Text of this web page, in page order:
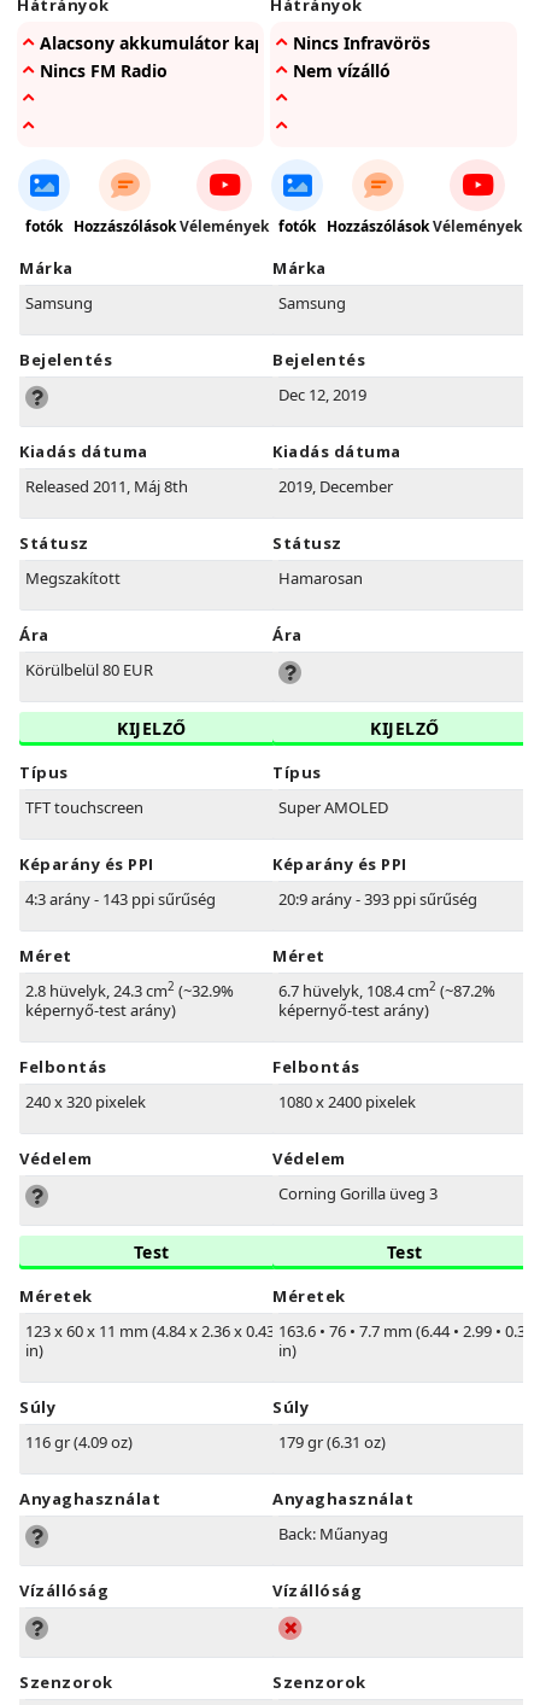
Hátrányok
Alacsony akkumulátor kapacítás
Nincs FM Radio
fotók HozzászólásokVélemények
Márka
Samsung
Bejelentés
Kiadás dátuma
Released 2011, Máj 8th
Státusz
Megszakított
Ára
Körülbelül 80 EUR
KIJELZŐ
Típus
TFT touchscreen
Képarány és PPI
4:3 arány - 143 ppi sűrűség
Méret
2.8 hüvelyk, 24.3 cm2 (~32.9%
képernyő-test arány)
Felbontás
240 x 320 pixelek
Védelem
Test
Méretek
123 x 60 x 11 mm (4.84 x 2.36 x 0.43
in)
Súly
116 gr (4.09 oz)
Anyaghasználat
Vízállóság
Szenzorok
Hátrányok
Nincs Infravörös
Nem vízálló
fotók HozzászólásokVélemények
Márka
Samsung
Bejelentés
Dec 12, 2019
Kiadás dátuma
2019, December
Státusz
Hamarosan
Ára
KIJELZŐ
Típus
Super AMOLED
Képarány és PPI
20:9 arány - 393 ppi sűrűség
Méret
6.7 hüvelyk, 108.4 cm2 (~87.2%
képernyő-test arány)
Felbontás
1080 x 2400 pixelek
Védelem
Corning Gorilla üveg 3
Test
Méretek
163.6 • 76 • 7.7 mm (6.44• 2.99 • 0.30
in)
Súly
179 gr (6.31 oz)
Anyaghasználat
Back: Műanyag
Vízállóság
Szenzorok